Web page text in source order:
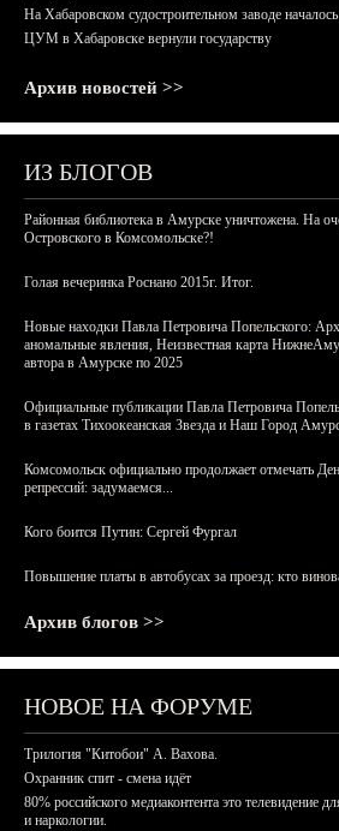
На Хабаровском судостроительном заводе
ЦУМ в Хабаровске вернули государству
Архив новостей >>
ИЗ БЛОГОВ
Районная библиотека в Амурске уничтожена. На
Островского в Комсомольске?!
Голая вечеринка Роснано 2015г. Итог.
Новые находки Павла Петровича Попельского:
аномальные явления, Неизвестная карта
автора в Амурске по 2025
Официальные публикации Павла Петровича
в газетах Тихоокеанская Звезда и Наш Город
Комсомольск официально продолжает отмечать
репрессий: задумаемся...
Кого боится Путин: Сергей Фургал
Повышение платы в автобусах за проезд: кто
Архив блогов >>
НОВОЕ НА ФОРУМЕ
Трилогия "Китобои" А. Вахова.
Охранник спит - смена идёт
80% российского медиаконтента это телевидение
и наркологии.